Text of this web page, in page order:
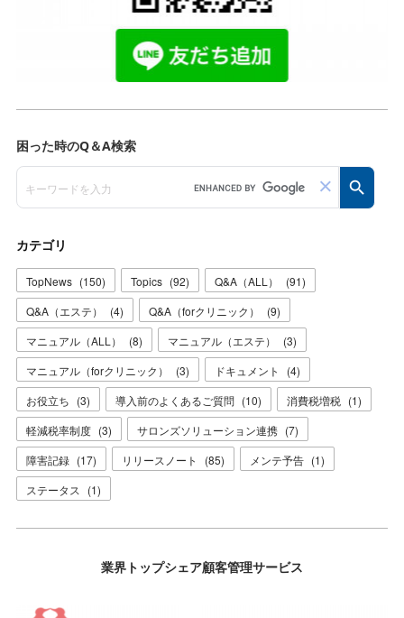
カテゴリ
TopNews (150) Topics (92) Q&A（ALL） (91)
Q&A（エステ）
(4) Q&A（forクリニック） (9)
マニュアル（ALL）
(8) マニュアル（エステ） (3)
マニュアル（forクリニック）
(3) ドキュメント (4)
お役立ち (3) 導入前のよくあるご質問 (10) 消費税増税 (1)
軽減税率制度 (3) サロンズソリューション連携 (7)
障害記録 (17) リリースノート (85) メンテ予告 (1)
ステータス (1)
業界トップシェア顧客管理サービス